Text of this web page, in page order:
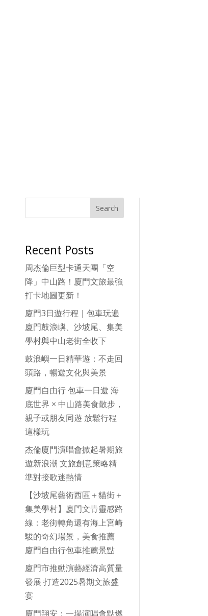
Search
Recent Posts
周杰倫巨型卡通天團「空
降」中山路！廈門文旅最強
打卡地圖更新！
廈門3日遊行程｜包車玩遍
廈門鼓浪嶼、沙坡尾、集美
學村與中山老街全收下
鼓浪嶼一日精華遊：不走回
頭路，暢遊文化與美景
廈門自由行 包車一日遊 海
底世界 × 中山路美食散步，
親子或朋友同遊 放鬆行程
這樣玩
杰倫廈門演唱會掀起暑期旅
遊新浪潮 文旅創意策略精
準對接歌迷熱情
【沙坡尾藝術西區＋貓街＋
集美學村】廈門文青靈感路
線：老街轉角還有海上宮崎
駿的奇幻場景，美食推薦
廈門自由行包車推薦景點
廈門市推動演藝經濟高質量
發展 打造2025暑期文旅盛
宴
廈門翔安：一場演唱會點燃